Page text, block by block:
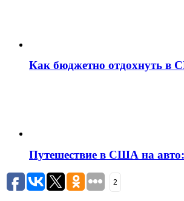
Как бюджетно отдохнуть в
Путешествие в США на
2